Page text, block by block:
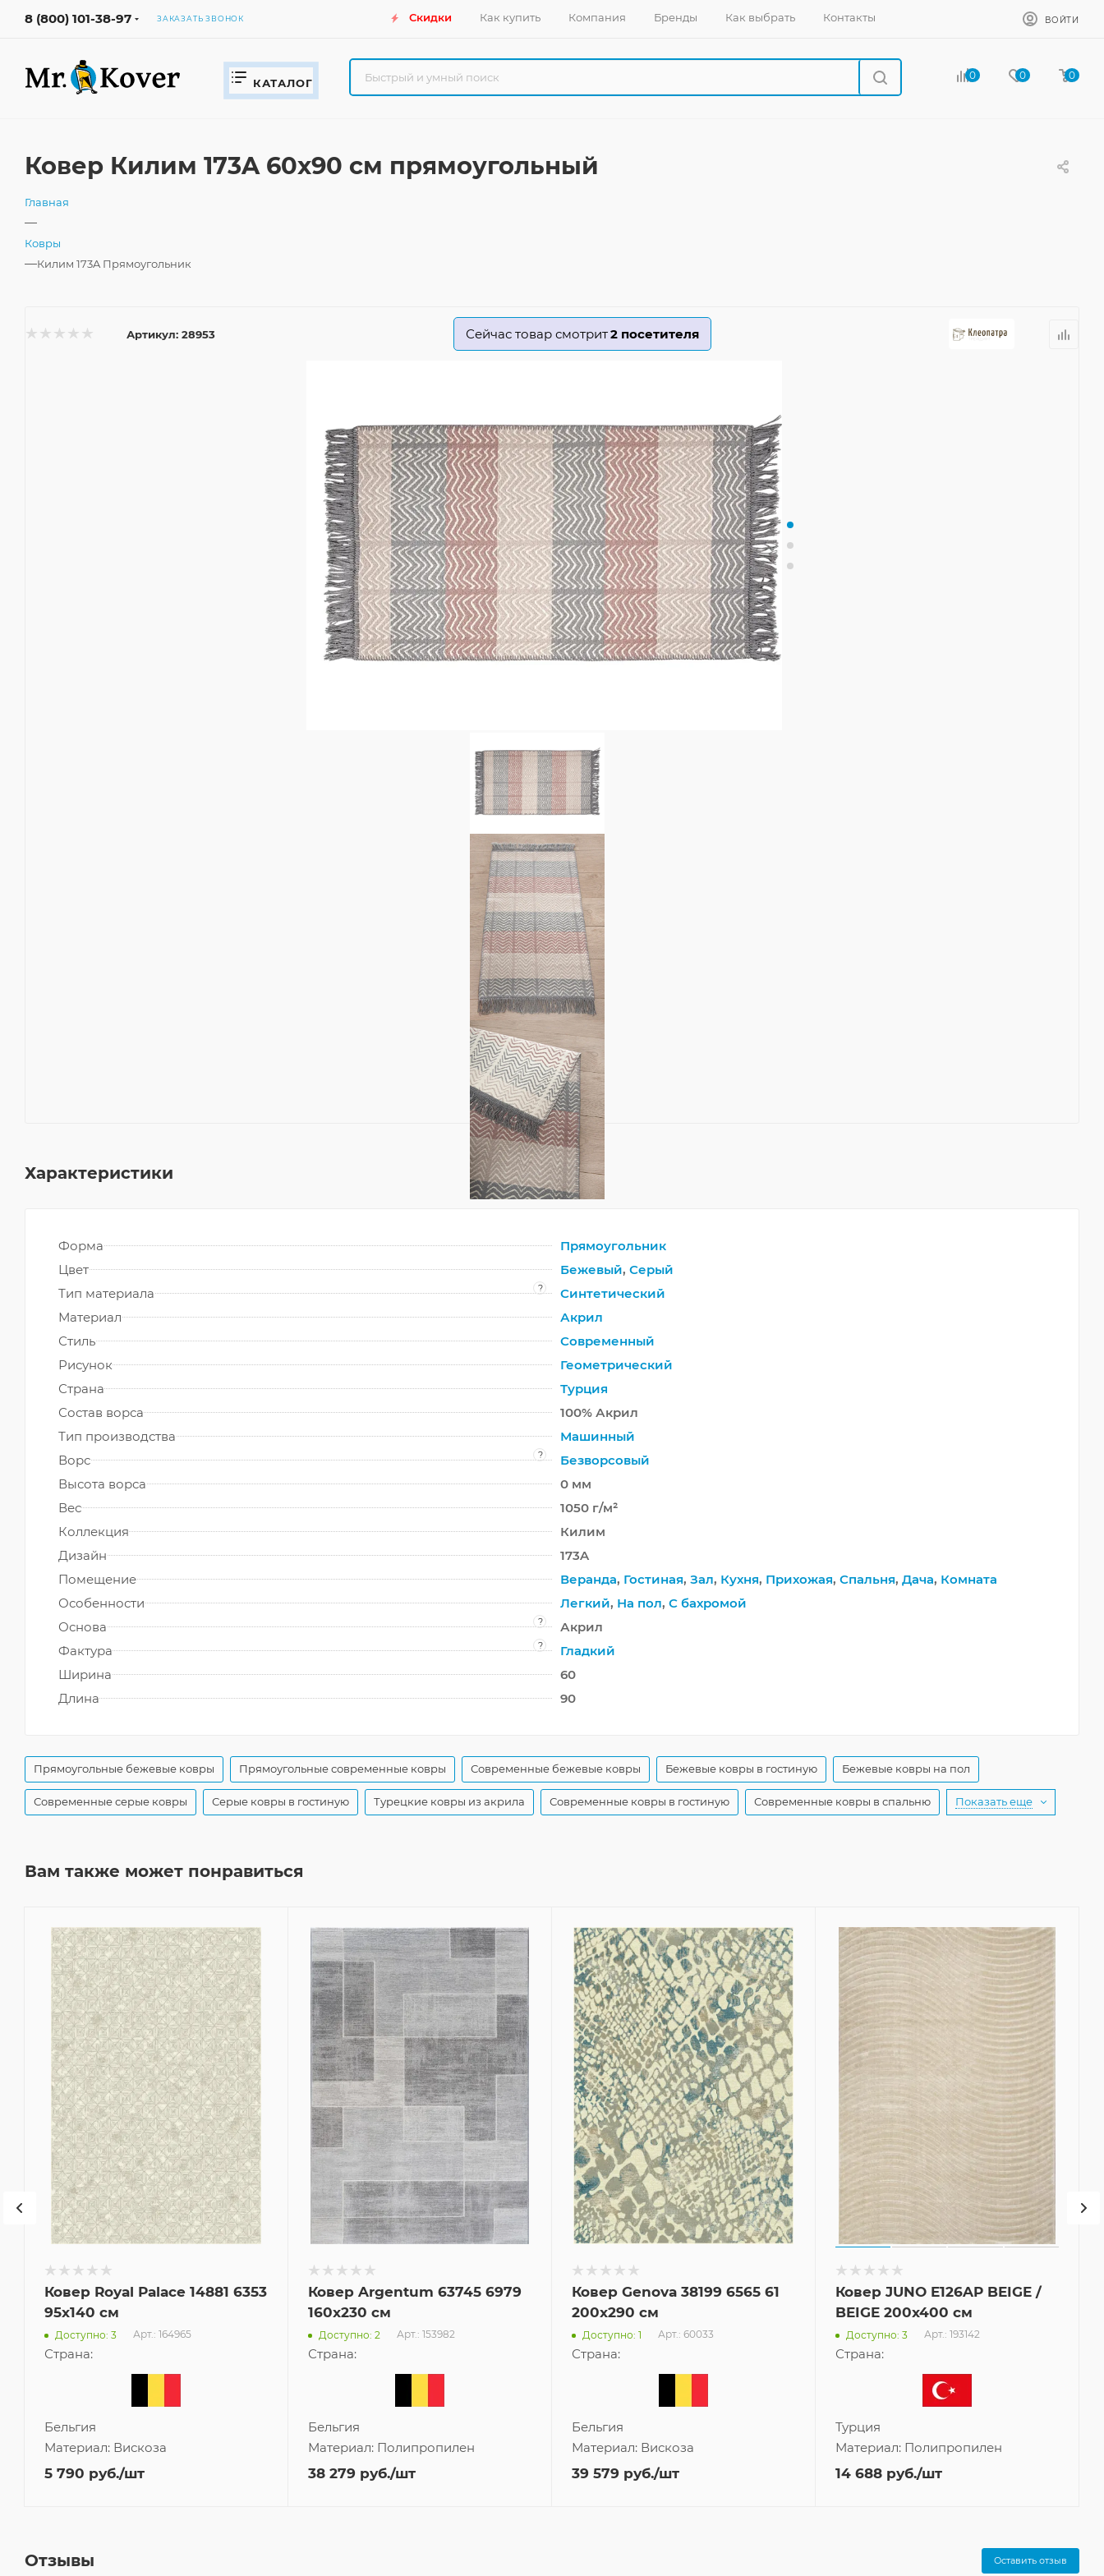
8 (800) 101-38-97 ЗАКАЗАТЬ ЗВОНОК Скидки Как купить Компания Бренды Как выбрать Контакты ВОЙТИ
КАТАЛОГ
0 0 0
Ковер Килим 173A 60x90 см прямоугольный
Главная
—
Ковры
—Килим 173A Прямоугольник
Артикул: 28953 Сейчас товар смотрит2 посетителя
Характеристики
Форма
Прямоугольник
Цвет
Бежевый, Серый
Тип материала
?
Синтетический
Материал
Акрил
Стиль
Современный
Рисунок
Геометрический
Страна
Турция
Состав ворса
100% Акрил
Тип производства
Машинный
Ворс
?
Безворсовый
Высота ворса
0 мм
Вес
1050 г/м²
Коллекция
Килим
Дизайн
173A
Помещение
Веранда, Гостиная, Зал, Кухня, Прихожая, Спальня, Дача, Комната
Особенности
Легкий, На пол, С бахромой
Основа
?
Акрил
Фактура
?
Гладкий
Ширина
60
Длина
90
Прямоугольные бежевые ковры Прямоугольные современные ковры Современные бежевые ковры Бежевые ковры в гостиную Бежевые ковры на пол
Современные серые ковры Серые ковры в гостиную Турецкие ковры из акрила Современные ковры в гостиную Современные ковры в спальню Показать еще
Вам также может понравиться
Ковер Royal Palace 14881 6353
95x140 см
Доступно: 3 Арт.: 164965
Страна:
Бельгия
Материал: Вискоза
5 790 руб./шт
Ковер Argentum 63745 6979
160x230 см
Доступно: 2 Арт.: 153982
Страна:
Бельгия
Материал: Полипропилен
38 279 руб./шт
Ковер Genova 38199 6565 61
200x290 см
Доступно: 1 Арт.: 60033
Страна:
Бельгия
Материал: Вискоза
39 579 руб./шт
Ковер JUNO E126AP BEIGE /
BEIGE 200x400 см
Доступно: 3 Арт.: 193142
Страна:
Турция
Материал: Полипропилен
14 688 руб./шт
Отзывы Оставить отзыв